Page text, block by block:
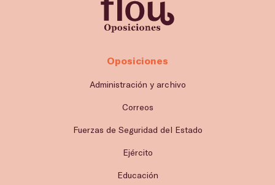
Oposiciones
Administración y archivo
Correos
Fuerzas de Seguridad del Estado
Ejército
Educación